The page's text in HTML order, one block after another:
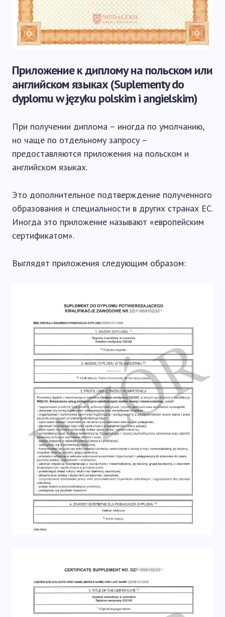
Приложение к диплому на польском или
английском языках (Suplementy do
dyplomu w języku polskim i angielskim)
При получении диплома – иногда по умолчанию,
но чаще по отдельному запросу –
предоставляются приложения на польском и
английском языках.
Это дополнительное подтверждение полученного
образования и специальности в других странах ЕС.
Иногда это приложение называют «европейским
сертификатом».
Выглядят приложения следующим образом: